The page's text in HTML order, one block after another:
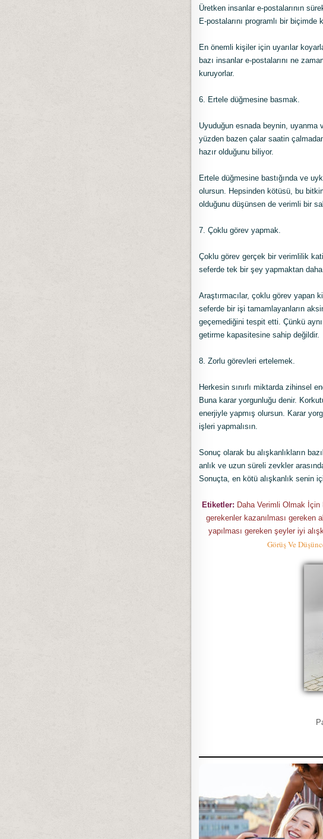
Üretken insanlar e-postalarının
E-postalarını programlı bir biçimde
En önemli kişiler için uyarılar
bazı insanlar e-postalarını ne
kuruyorlar.
6. Ertele düğmesine basmak.
Uyuduğun esnada beynin, uyanma
yüzden bazen çalar saatin
hazır olduğunu biliyor.
Ertele düğmesine bastığında ve
olursun. Hepsinden kötüsü, bu
olduğunu düşünsen de verimli bir
7. Çoklu görev yapmak.
Çoklu görev gerçek bir verimlilik
seferde tek bir şey yapmaktan daha
Araştırmacılar, çoklu görev yapan
seferde bir işi tamamlayanların
geçemediğini tespit etti. Çünkü
getirme kapasitesine sahip değildir.
8. Zorlu görevleri ertelemek.
Herkesin sınırlı miktarda zihinsel
Buna karar yorgunluğu denir.
enerjiyle yapmış olursun. Karar
işleri yapmalısın.
Sonuç olarak bu alışkanlıkların
anlık ve uzun süreli zevkler
Sonuçta, en kötü alışkanlık senin
Etiketler: Daha Verimli Olmak İçin
gerekenler kazanılması gereken
yapılması gereken şeyler iyi
Görüş Ve